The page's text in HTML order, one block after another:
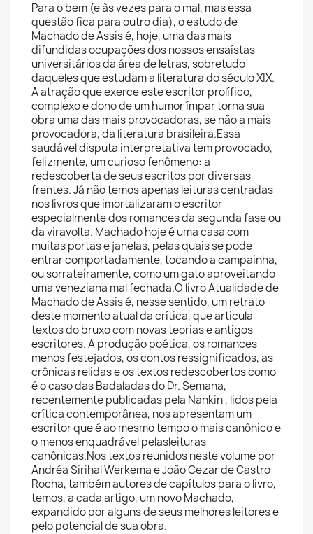
Para o bem (e às vezes para o mal, mas essa
questão fica para outro dia), o estudo de
Machado de Assis é, hoje, uma das mais
difundidas ocupações dos nossos ensaístas
universitários da área de letras, sobretudo
daqueles que estudam a literatura do século XIX.
A atração que exerce este escritor prolífico,
complexo e dono de um humor ímpar torna sua
obra uma das mais provocadoras, se não a mais
provocadora, da literatura brasileira.Essa
saudável disputa interpretativa tem provocado,
felizmente, um curioso fenômeno: a
redescoberta de seus escritos por diversas
frentes. Já não temos apenas leituras centradas
nos livros que imortalizaram o escritor
especialmente dos romances da segunda fase ou
da viravolta. Machado hoje é uma casa com
muitas portas e janelas, pelas quais se pode
entrar comportadamente, tocando a campainha,
ou sorrateiramente, como um gato aproveitando
uma veneziana mal fechada.O livro Atualidade de
Machado de Assis é, nesse sentido, um retrato
deste momento atual da crítica, que articula
textos do bruxo com novas teorias e antigos
escritores. A produção poética, os romances
menos festejados, os contos ressignificados, as
crônicas relidas e os textos redescobertos como
é o caso das Badaladas do Dr. Semana,
recentemente publicadas pela Nankin , lidos pela
crítica contemporânea, nos apresentam um
escritor que é ao mesmo tempo o mais canônico e
o menos enquadrável pelasleituras
canônicas.Nos textos reunidos neste volume por
Andréa Sirihal Werkema e João Cezar de Castro
Rocha, também autores de capítulos para o livro,
temos, a cada artigo, um novo Machado,
expandido por alguns de seus melhores leitores e
pelo potencial de sua obra.